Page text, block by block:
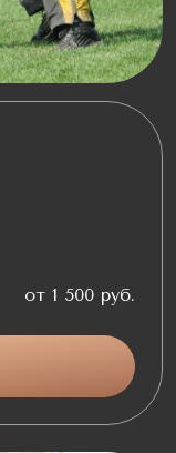
от 1 500 руб.